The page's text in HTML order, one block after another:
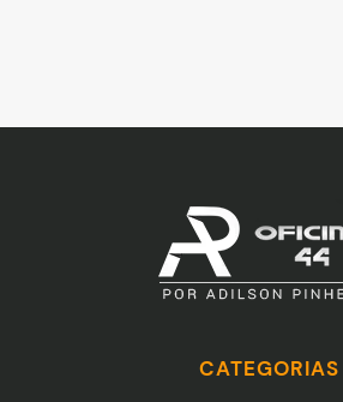
CATEGORIAS